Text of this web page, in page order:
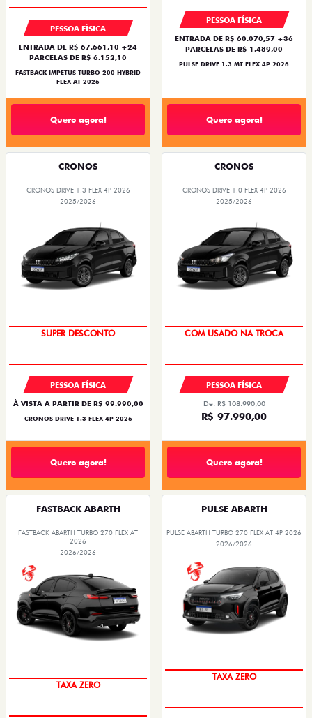
PESSOA FÍSICA
ENTRADA DE R$ 67.661,10 +24
PARCELAS DE R$ 6.152,10
FASTBACK IMPETUS TURBO 200 HYBRID
FLEX AT 2026
Quero agora!
PESSOA FÍSICA
ENTRADA DE R$ 60.070,57 +36
PARCELAS DE R$ 1.489,00
PULSE DRIVE 1.3 MT FLEX 4P 2026
Quero agora!
CRONOS
CRONOS DRIVE 1.3 FLEX 4P 2026
2025/2026
BÔNUS DE ATÉ R$ 14 MIL
PESSOA FÍSICA
À VISTA A PARTIR DE R$ 99.990,00
CRONOS DRIVE 1.3 FLEX 4P 2026
Quero agora!
CRONOS
CRONOS DRIVE 1.0 FLEX 4P 2026
2025/2026
SUPER DESCONTO
PESSOA FÍSICA
De: R$ 108.990,00
R$ 97.990,00
Quero agora!
FASTBACK ABARTH
FASTBACK ABARTH TURBO 270 FLEX AT
2026
2026/2026
SAIA DE FIAT 0KM
PULSE ABARTH
PULSE ABARTH TURBO 270 FLEX AT 4P 2026
2026/2026
SAIA DE FIAT 0KM